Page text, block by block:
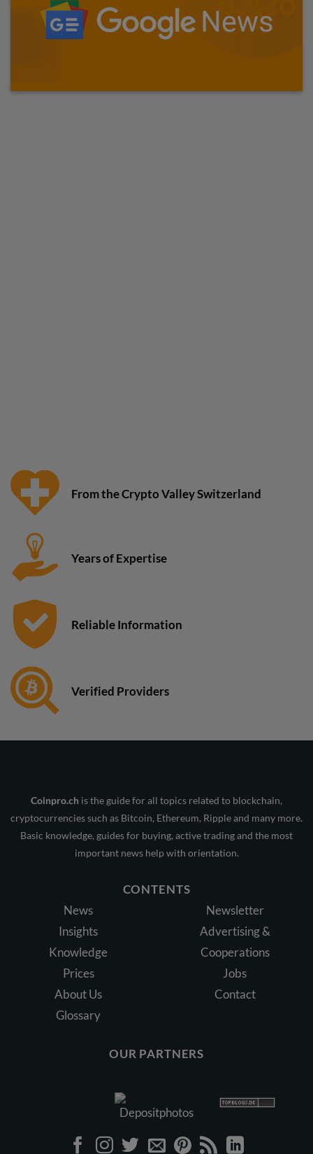
From the Crypto Valley Switzerland
Years of Expertise
Reliable Information
Verified Providers
Coinpro.ch is the guide for all topics related to blockchain,
cryptocurrencies such as Bitcoin, Ethereum, Ripple and many more.
Basic knowledge, guides for buying, active trading and the most
important news help with orientation.
CONTENTS
News
Insights
Knowledge
Prices
About Us
Glossary
Newsletter
Advertising &
Cooperations
Jobs
Contact
OUR PARTNERS